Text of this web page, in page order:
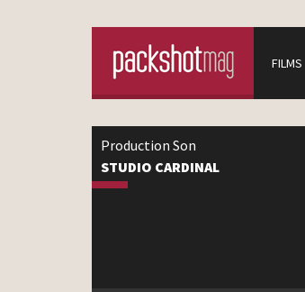
FILMS
Production Son
STUDIO CARDINAL